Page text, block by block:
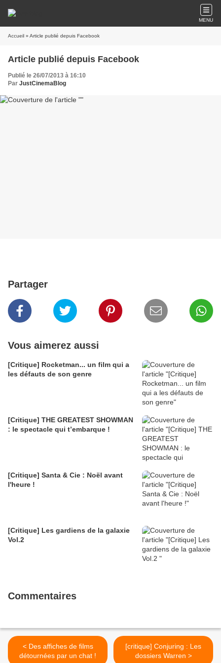
MENU
Accueil » Article publié depuis Facebook
Article publié depuis Facebook
Publié le 26/07/2013 à 16:10
Par JustCinemaBlog
Partager
Vous aimerez aussi
[Critique] Rocketman... un film qui a
les défauts de son genre
[Critique] THE GREATEST SHOWMAN
: le spectacle qui t’embarque !
[Critique] Santa & Cie : Noël avant
l'heure !
[Critique] Les gardiens de la galaxie
Vol.2
Commentaires
< Des affiches de films
détournées par un chat !
[critique] Conjuring : Les
dossiers Warren >